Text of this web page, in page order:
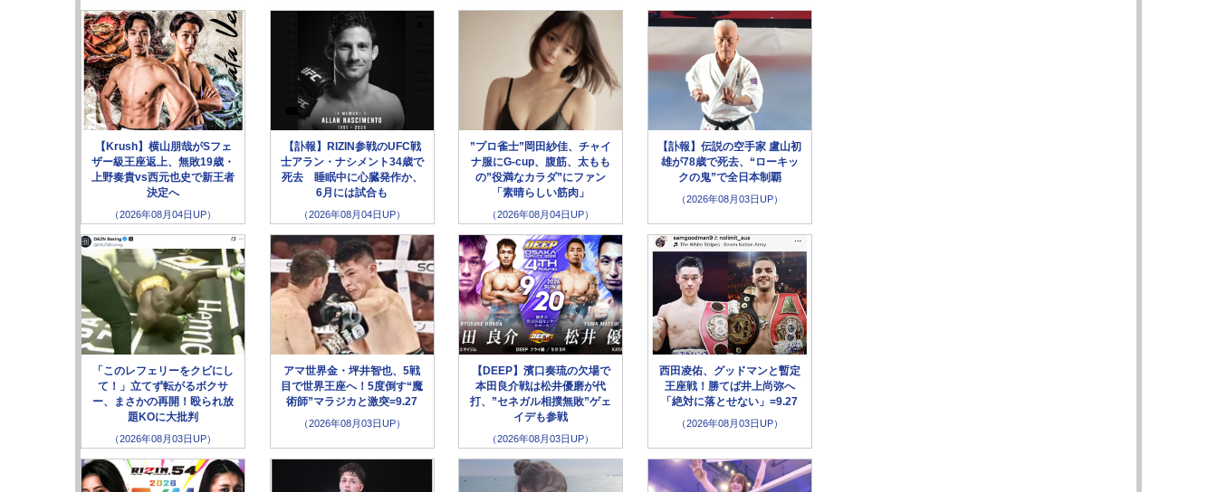
【Krush】横山朋哉がSフェ
ザー級王座返上、無敗19歳・
上野奏貴vs西元也史で新王者
決定へ
（2026年08月04日UP）
【訃報】RIZIN参戦のUFC戦
士アラン・ナシメント34歳で
死去 睡眠中に心臓発作か、
6月には試合も
（2026年08月04日UP）
”プロ雀士”岡田紗佳、チャイ
ナ服にG-cup、腹筋、太もも
の”役満なカラダ”にファン
「素晴らしい筋肉」
（2026年08月04日UP）
【訃報】伝説の空手家 盧山初
雄が78歳で死去、“ローキッ
クの鬼”で全日本制覇
（2026年08月03日UP）
「このレフェリーをクビにし
て！」立てず転がるボクサ
ー、まさかの再開！殴られ放
題KOに大批判
（2026年08月03日UP）
アマ世界金・坪井智也、5戦
目で世界王座へ！5度倒す“魔
術師”マラジカと激突=9.27
（2026年08月03日UP）
【DEEP】濱口奏琉の欠場で
本田良介戦は松井優磨が代
打、”セネガル相撲無敗”ゲェ
イデも参戦
（2026年08月03日UP）
西田凌佑、グッドマンと暫定
王座戦！勝てば井上尚弥へ
「絶対に落とせない」=9.27
（2026年08月03日UP）